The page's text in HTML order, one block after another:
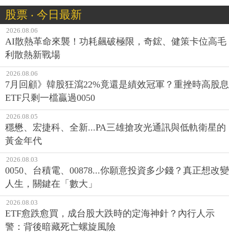
股票 ‧ 今日最新
2026.08.06
AI散熱革命來襲！功耗飆破極限，奇鋐、健策卡位高毛
利散熱新戰場
2026.08.06
7月回顧》韓股狂瀉22%竟還是績效冠軍？重挫時高股息
ETF只剩一檔贏過0050
2026.08.05
穩懋、宏捷科、全新...PA三雄搶攻光通訊與低軌衛星的
黃金年代
2026.08.03
0050、台積電、00878...你願意投資多少錢？真正想改變
人生，關鍵在「數大」
2026.08.03
ETF愈跌愈買，成台股大跌時的定海神針？內行人示
警：背後暗藏死亡螺旋風險